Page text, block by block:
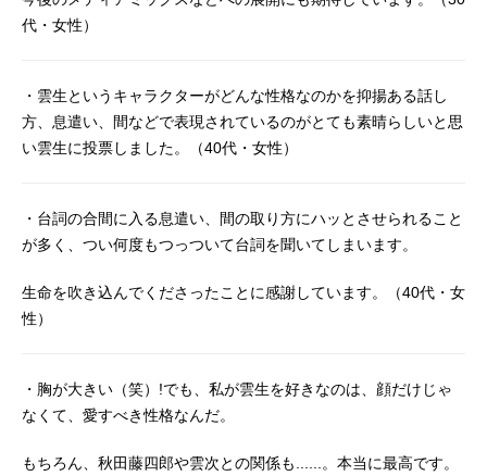
代・女性）
・雲生というキャラクターがどんな性格なのかを抑揚ある話し
方、息遣い、間などで表現されているのがとても素晴らしいと思
い雲生に投票しました。（40代・女性）
・台詞の合間に入る息遣い、間の取り方にハッとさせられること
が多く、つい何度もつっついて台詞を聞いてしまいます。
生命を吹き込んでくださったことに感謝しています。（40代・女
性）
・胸が大きい（笑）!でも、私が雲生を好きなのは、顔だけじゃ
なくて、愛すべき性格なんだ。
もちろん、秋田藤四郎や雲次との関係も......。本当に最高です。